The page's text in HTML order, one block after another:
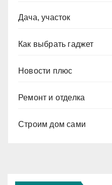
Дача, участок
Как выбрать гаджет
Новости плюс
Ремонт и отделка
Строим дом сами